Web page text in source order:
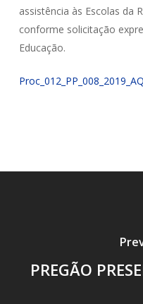
assistência às Escolas da
conforme solicitação
Educação.
PREGÃO